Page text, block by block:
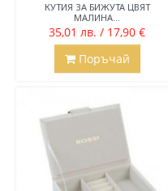
КУТИЯ ЗА БИЖУТА ЦВЯТ
МАЛИНА...
35,01 лв. / 17,90 €
Поръчай